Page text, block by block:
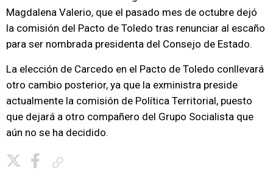
Magdalena Valerio, que el pasado mes de octubre dejó
la comisión del Pacto de Toledo tras renunciar al escaño
para ser nombrada presidenta del Consejo de Estado.
La elección de Carcedo en el Pacto de Toledo conllevará
otro cambio posterior, ya que la exministra preside
actualmente la comisión de Política Territorial, puesto
que dejará a otro compañero del Grupo Socialista que
aún no se ha decidido.